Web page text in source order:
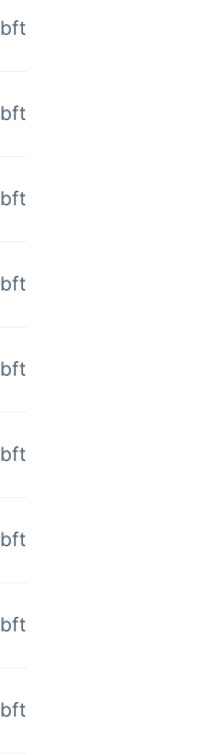
bft
bft
bft
bft
bft
bft
bft
bft
bft